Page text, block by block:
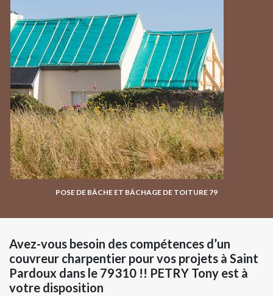
POSE DE BÂCHE ET BÂCHAGE DE TOITURE 79
Avez-vous besoin des compétences d’un
couvreur charpentier pour vos projets à Saint
Pardoux dans le 79310 !! PETRY Tony est à
votre disposition